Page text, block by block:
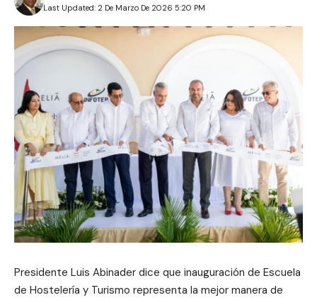
Last Updated: 2 De Marzo De 2026 5:20 PM
Presidente Luis Abinader dice que inauguración de Escuela
de Hostelería y Turismo representa la mejor manera de